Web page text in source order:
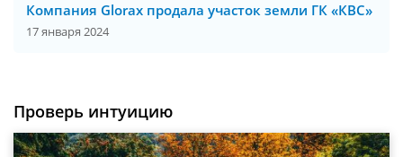
Компания Glorax продала участок земли ГК «КВС»
17 января 2024
Проверь интуицию